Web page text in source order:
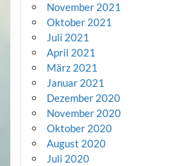
November 2021
Oktober 2021
Juli 2021
April 2021
März 2021
Januar 2021
Dezember 2020
November 2020
Oktober 2020
August 2020
Juli 2020